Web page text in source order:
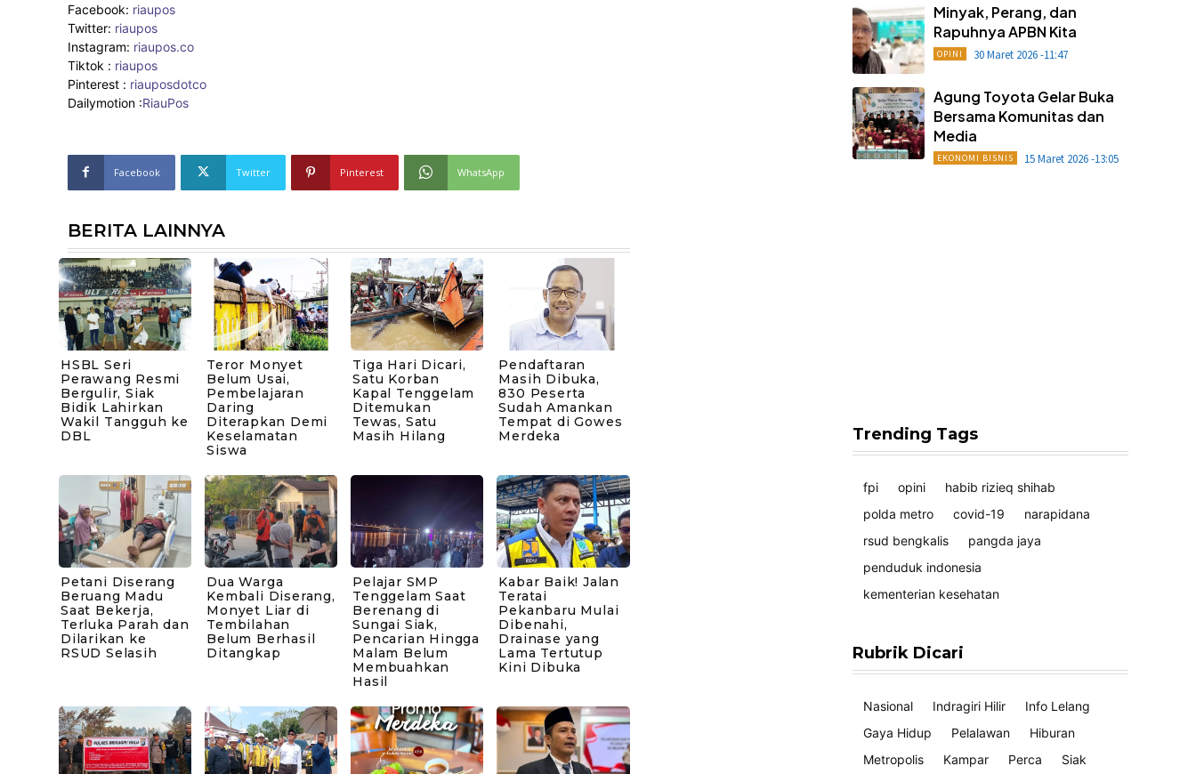
Facebook: riaupos
Twitter: riaupos
Instagram: riaupos.co
Tiktok : riaupos
Pinterest : riauposdotco
Dailymotion :RiauPos
Facebook Twitter Pinterest WhatsApp
BERITA LAINNYA
HSBL Seri
Perawang Resmi
Bergulir, Siak
Bidik Lahirkan
Wakil Tangguh ke
DBL
Teror Monyet
Belum Usai,
Pembelajaran
Daring
Diterapkan Demi
Keselamatan
Siswa
Tiga Hari Dicari,
Satu Korban
Kapal Tenggelam
Ditemukan
Tewas, Satu
Masih Hilang
Pendaftaran
Masih Dibuka,
830 Peserta
Sudah Amankan
Tempat di Gowes
Merdeka
Petani Diserang
Beruang Madu
Saat Bekerja,
Terluka Parah dan
Dilarikan ke
RSUD Selasih
Dua Warga
Kembali Diserang,
Monyet Liar di
Tembilahan
Belum Berhasil
Ditangkap
Pelajar SMP
Tenggelam Saat
Berenang di
Sungai Siak,
Pencarian Hingga
Malam Belum
Membuahkan
Hasil
Kabar Baik! Jalan
Teratai
Pekanbaru Mulai
Dibenahi,
Drainase yang
Lama Tertutup
Kini Dibuka
Minyak, Perang, dan
Rapuhnya APBN Kita
OPINI 30 Maret 2026 -11:47
Agung Toyota Gelar Buka
Bersama Komunitas dan
Media
EKONOMI BISNIS 15 Maret 2026 -13:05
Trending Tags
fpi opini
habib rizieq shihab
polda metro
covid-19
narapidana
rsud bengkalis
pangda jaya
penduduk indonesia
kementerian kesehatan
Rubrik Dicari
Nasional Indragiri Hilir
Info Lelang
Gaya Hidup
Pelalawan
Hiburan
Metropolis
Kampar Perca Siak